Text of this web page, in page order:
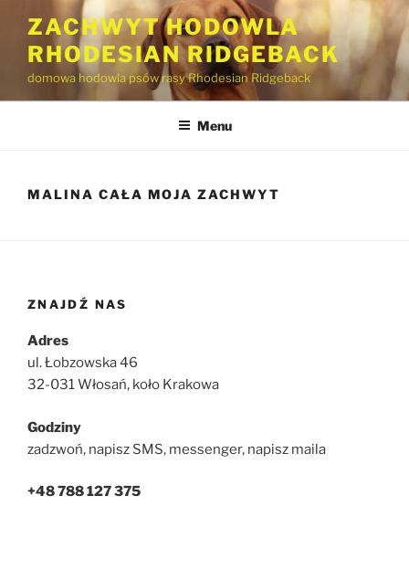
treści
ZACHWYT HODOWLA
RHODESIAN RIDGEBACK
domowa hodowla psów rasy Rhodesian Ridgeback
Menu
MALINA CAŁA MOJA ZACHWYT
ZNAJDŹ NAS
Adres
ul. Łobzowska 46
32-031 Włosań, koło Krakowa
Godziny
zadzwoń, napisz SMS, messenger, napisz maila
+48 788 127 375